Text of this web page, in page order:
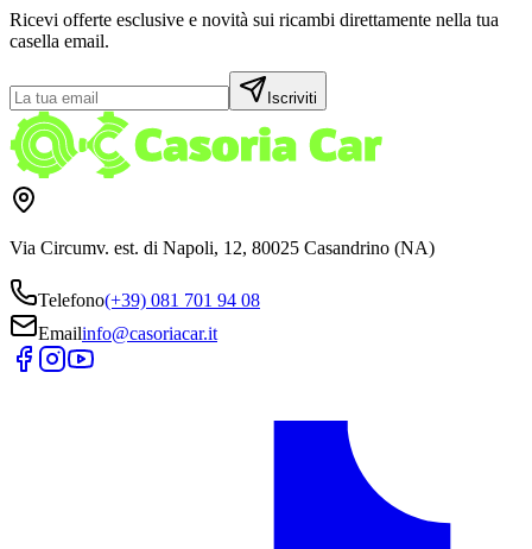
Ricevi offerte esclusive e novità sui ricambi direttamente nella tua
casella email.
Iscriviti
Via Circumv. est. di Napoli, 12, 80025 Casandrino (NA)
Telefono(+39) 081 701 94 08
Emailinfo@casoriacar.it